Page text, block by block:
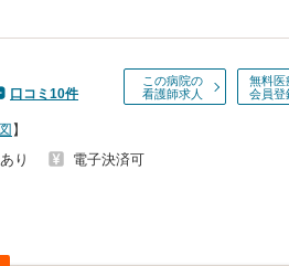
この病院の
看護師求人
無料医
会員登
口コミ 10件
】
り
電子決済可